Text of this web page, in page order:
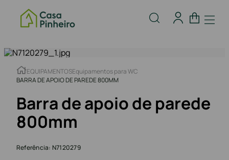
EQUIPAMENTOSEquipamentos para WC
BARRA DE APOIO DE PAREDE 800MM
Barra de apoio de parede
800mm
Referência: N7120279